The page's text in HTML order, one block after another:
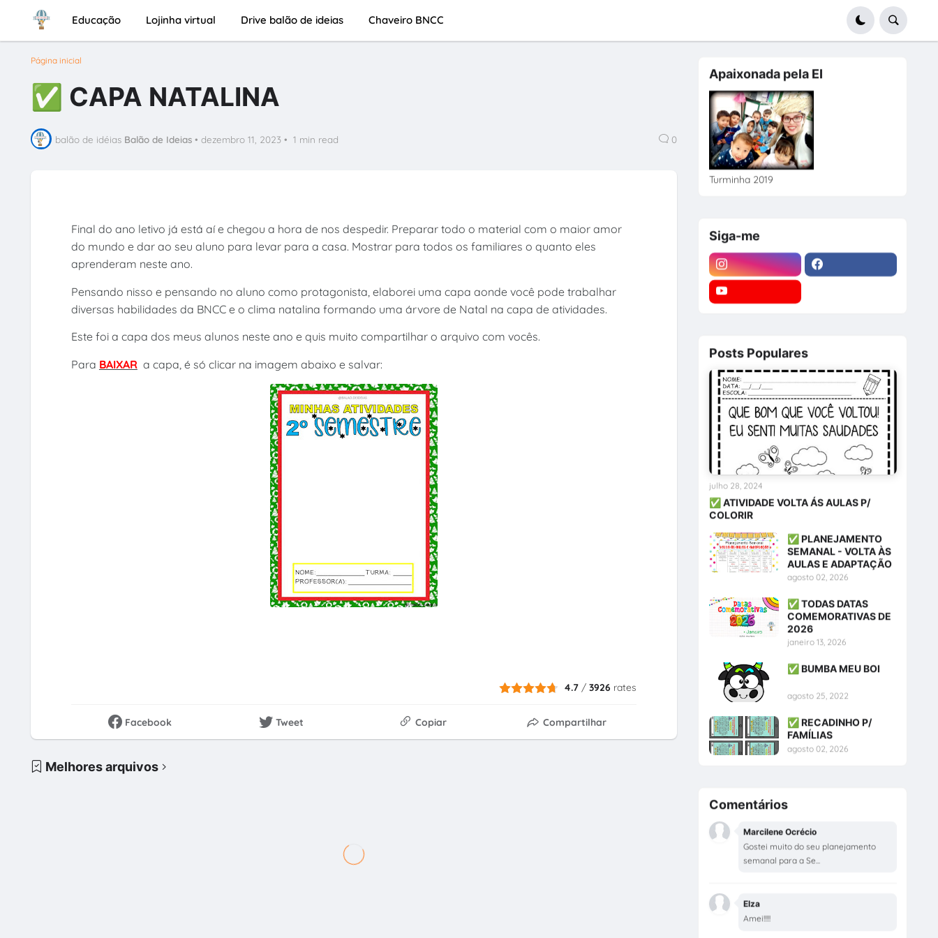
Educação Lojinha virtual Drive balão de ideias Chaveiro BNCC
Página inicial
✅ CAPA NATALINA
balão de idéias Balão de Ideias • dezembro 11, 2023 • 1 min read 0
Final do ano letivo já está aí e chegou a hora de nos despedir. Preparar todo o material com o maior amor
do mundo e dar ao seu aluno para levar para a casa. Mostrar para todos os familiares o quanto eles
aprenderam neste ano.
Pensando nisso e pensando no aluno como protagonista, elaborei uma capa aonde você pode trabalhar
diversas habilidades da BNCC e o clima natalina formando uma árvore de Natal na capa de atividades.
Este foi a capa dos meus alunos neste ano e quis muito compartilhar o arquivo com vocês.
Para BAIXARa capa, é só clicar na imagem abaixo e salvar:
4.7 /3926 rates
Facebook Tweet Copiar Compartilhar
Melhores arquivos
Apaixonada pela EI
Turminha 2019
Siga-me
Posts Populares
✅ ATIVIDADE VOLTA ÁS AULAS P/
COLORIR
julho 28, 2024
✅ PLANEJAMENTO
SEMANAL - VOLTA ÀS
AULAS E ADAPTAÇÃO
agosto 02, 2026
✅ TODAS DATAS
COMEMORATIVAS DE
2026
janeiro 13, 2026
✅ BUMBA MEU BOI
agosto 25, 2022
✅ RECADINHO P/
FAMÍLIAS
agosto 02, 2026
Comentários
Marcilene Ocrécio
Gostei muito do seu planejamento
semanal para a Se...
Elza
Amei!!!!!